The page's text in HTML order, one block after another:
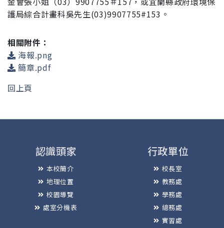
護局綜合計畫科吳先生(03)9907755#153。
相關附件：
海報.png
簡章.pdf
回上頁
認識頭家
本校簡介
地理位置
校園導覽
處室分機表
行政單位
校長室
教務處
學務處
總務處
實習處